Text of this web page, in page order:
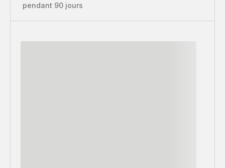
pendant 90 jours